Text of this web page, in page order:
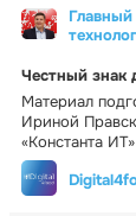
Главный
технолог
Честный знак
Материал
Ириной
«Константа